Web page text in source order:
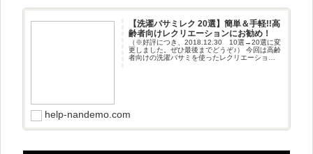
【洗濯バサミレク 20選】簡単＆手軽!!高
齢者向けレクリエーションにお勧め！
（※好評につき、2018.12.30 10選→20選に変
更しました。ぜひ最後までどうぞ♪） 今回は高齢
者向けの洗濯バサミを使ったレクリエーション
help-nandemo.com